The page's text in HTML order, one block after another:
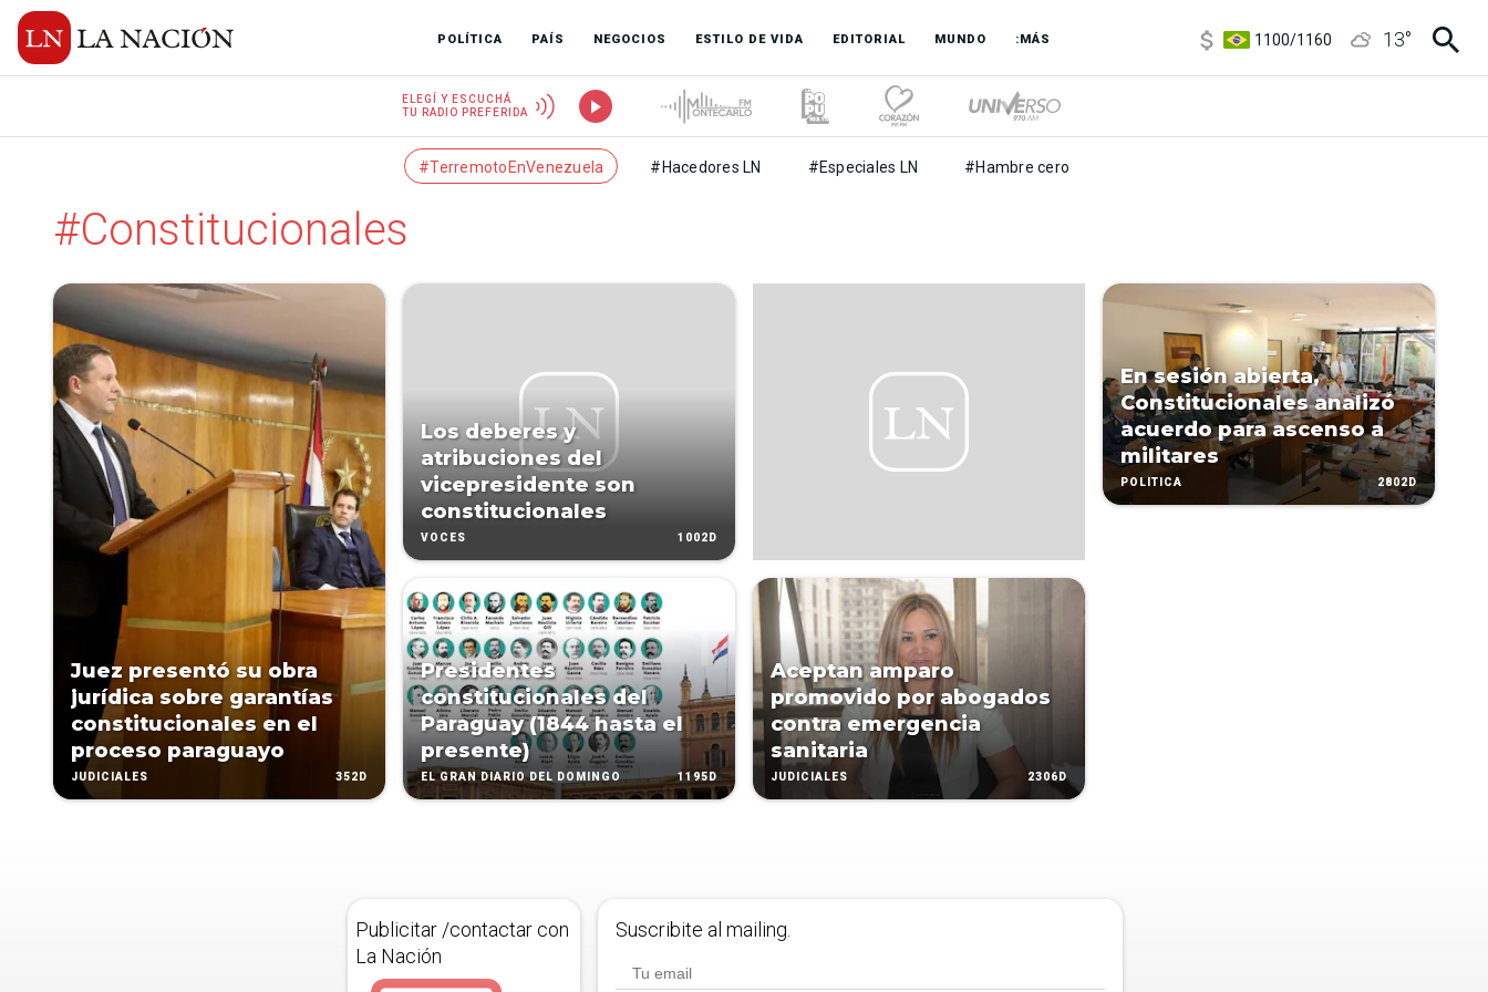
POLÍTICA PAÍS NEGOCIOS ESTILO DE VIDA EDITORIAL MUNDO :MÁS
1100/1160
13°
ELEGÍ Y ESCUCHÁ
TU RADIO PREFERIDA
#TerremotoEnVenezuela #Hacedores LN #Especiales LN #Hambre cero
#Constitucionales
Juez presentó su obra
jurídica sobre garantías
constitucionales en el
proceso paraguayo
JUDICIALES 352D
Los deberes y
atribuciones del
vicepresidente son
constitucionales
VOCES 1002D
Presidentes
constitucionales del
Paraguay (1844 hasta el
presente)
EL GRAN DIARIO DEL DOMINGO 1195D
Aceptan amparo
promovido por abogados
contra emergencia
sanitaria
JUDICIALES 2306D
En sesión abierta,
Constitucionales analizó
acuerdo para ascenso a
militares
POLÍTICA 2802D
Publicitar /contactar con
La Nación
Suscribite al mailing.